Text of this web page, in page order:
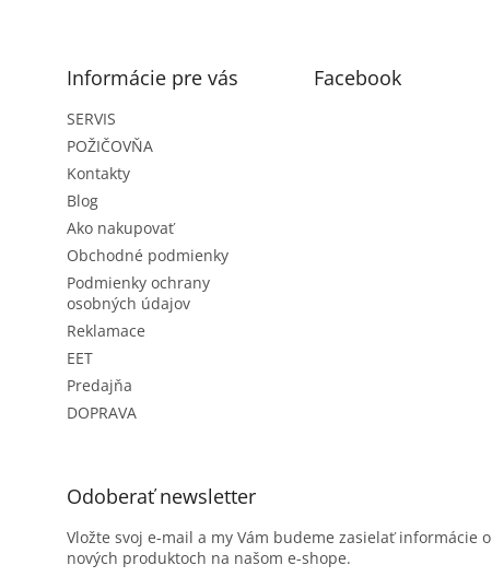
Informácie pre vás
SERVIS
POŽIČOVŇA
Kontakty
Blog
Ako nakupovať
Obchodné podmienky
Podmienky ochrany
osobných údajov
Reklamace
EET
Predajňa
DOPRAVA
Facebook
Odoberať newsletter
Vložte svoj e-mail a my Vám budeme zasielať informácie o
nových produktoch na našom e-shope.